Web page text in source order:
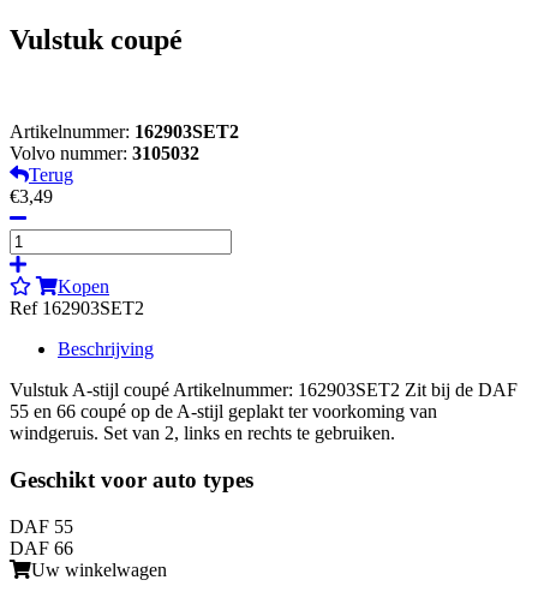
Vulstuk coupé
Artikelnummer: 162903SET2
Volvo nummer: 3105032
Terug
€3,49
Kopen
Ref 162903SET2
Beschrijving
Vulstuk A-stijl coupé Artikelnummer: 162903SET2 Zit bij de DAF
55 en 66 coupé op de A-stijl geplakt ter voorkoming van
windgeruis. Set van 2, links en rechts te gebruiken.
Geschikt voor auto types
DAF 55
DAF 66
Uw winkelwagen